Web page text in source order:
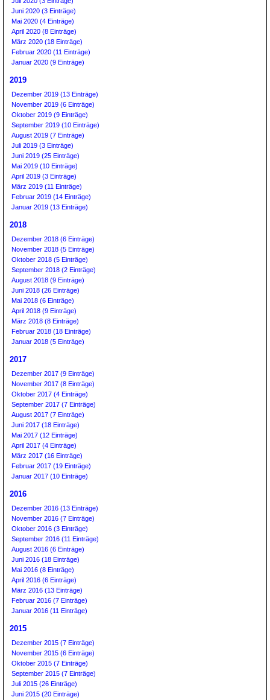
Juni 2020 (3 Einträge)
Mai 2020 (4 Einträge)
April 2020 (8 Einträge)
März 2020 (18 Einträge)
Februar 2020 (11 Einträge)
Januar 2020 (9 Einträge)
2019
Dezember 2019 (13 Einträge)
November 2019 (6 Einträge)
Oktober 2019 (9 Einträge)
September 2019 (10 Einträge)
August 2019 (7 Einträge)
Juli 2019 (3 Einträge)
Juni 2019 (25 Einträge)
Mai 2019 (10 Einträge)
April 2019 (3 Einträge)
März 2019 (11 Einträge)
Februar 2019 (14 Einträge)
Januar 2019 (13 Einträge)
2018
Dezember 2018 (6 Einträge)
November 2018 (5 Einträge)
Oktober 2018 (5 Einträge)
September 2018 (2 Einträge)
August 2018 (9 Einträge)
Juni 2018 (26 Einträge)
Mai 2018 (6 Einträge)
April 2018 (9 Einträge)
März 2018 (8 Einträge)
Februar 2018 (18 Einträge)
Januar 2018 (5 Einträge)
2017
Dezember 2017 (9 Einträge)
November 2017 (8 Einträge)
Oktober 2017 (4 Einträge)
September 2017 (7 Einträge)
August 2017 (7 Einträge)
Juni 2017 (18 Einträge)
Mai 2017 (12 Einträge)
April 2017 (4 Einträge)
März 2017 (16 Einträge)
Februar 2017 (19 Einträge)
Januar 2017 (10 Einträge)
2016
Dezember 2016 (13 Einträge)
November 2016 (7 Einträge)
Oktober 2016 (3 Einträge)
September 2016 (11 Einträge)
August 2016 (6 Einträge)
Juni 2016 (18 Einträge)
Mai 2016 (8 Einträge)
April 2016 (6 Einträge)
März 2016 (13 Einträge)
Februar 2016 (7 Einträge)
Januar 2016 (11 Einträge)
2015
Dezember 2015 (7 Einträge)
November 2015 (6 Einträge)
Oktober 2015 (7 Einträge)
September 2015 (7 Einträge)
Juli 2015 (26 Einträge)
Juni 2015 (20 Einträge)